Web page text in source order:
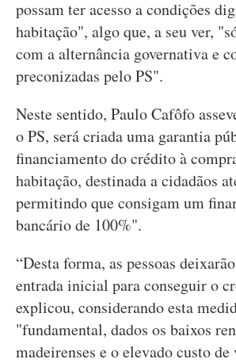
possam ter acesso a condições
habitação", algo que, a seu ver,
com a alternância governativa e
preconizadas pelo PS".
Neste sentido, Paulo Cafôfo
o PS, será criada uma garantia
financiamento do crédito à
habitação, destinada a cidadãos
permitindo que consigam um
bancário de 100%".
“Desta forma, as pessoas
entrada inicial para conseguir o
explicou, considerando esta
"fundamental, dados os baixos
madeirenses e o elevado custo